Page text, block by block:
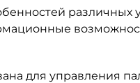
различных
для управления